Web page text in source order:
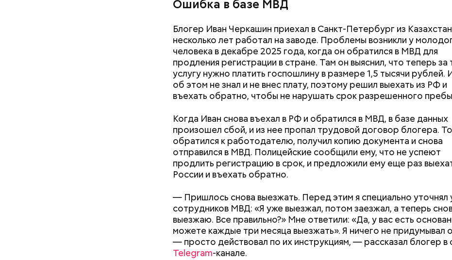
Ошибка в базе МВД
Блогер Иван Черкашин приехал в Санкт-Петербург из
несколько лет работал на заводе. Проблемы возникли у
человека в декабре 2025 года, когда он обратился в МВД для
продления регистрации в стране. Там он выяснил, что теперь за
услугу нужно платить госпошлину в размере 1,5 тысячи рублей.
об этом не знал и не внес плату, поэтому решил выехать из РФ и
въехать обратно, чтобы не нарушать срок разрешенного
Когда Иван снова въехал в РФ и обратился в МВД, в базе данных
произошел сбой, и из нее пропал трудовой договор блогера.
обратился к работодателю, получил копию документа и снова
отправился в МВД. Полицейские сообщили ему, что не успеют
продлить регистрацию в срок, и предложили ему еще раз
России и въехать обратно.
— Пришлось снова выезжать. Перед этим я специально уточнял
сотрудников МВД: «Я уже выезжал, потом заезжал, а теперь
выезжаю. Все правильно?» Мне ответили: «Да, у вас есть
можете каждые три месяца выезжать». Я ничего не придумывал
— просто действовал по их инструкциям, — рассказал блогер в
Telegram-канале.
— Видел новости. Да, звучит громко — «заочный арест», но на
не так драматично. Все вопросы по налогам были закрыты еще в
прошлом году, — писал он в блоге.
намеревался вернуться в Россию
Поощрение вместо
принуждения: что вошло в
новый ГОСТ по труду и зачем
он нужен
Период
что принесет
затмений и чего
делать с 12 по 28